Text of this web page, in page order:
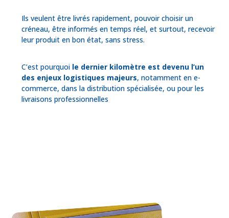
Ils veulent être livrés rapidement, pouvoir choisir un
créneau, être informés en temps réel, et surtout, recevoir
leur produit en bon état, sans stress.
C’est pourquoi le dernier kilomètre est devenu l’un
des enjeux logistiques majeurs, notamment en e-
commerce, dans la distribution spécialisée, ou pour les
livraisons professionnelles